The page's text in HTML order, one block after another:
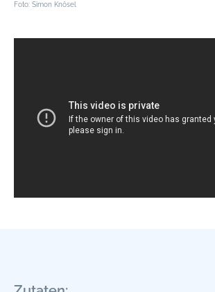
Foto: Simon Knösel